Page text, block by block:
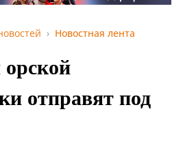
Новостная лента
отправят под